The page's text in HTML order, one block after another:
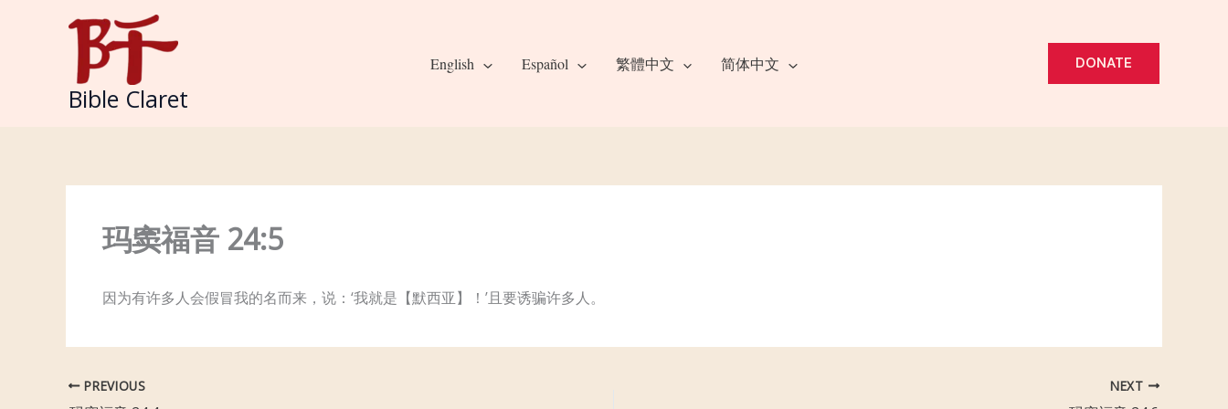
Bible Claret
English Español 繁體中文 简体中文 DONATE
玛窦福音 24:5
因为有许多人会假冒我的名而来，说：‘我就是【默西亚】！’且要诱骗许多人。
PREVIOUS NEXT